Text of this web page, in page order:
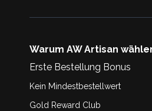
Warum AW Artisan
Erste Bestellung Bonus
Kein Mindestbestellwert
Gold Reward Club